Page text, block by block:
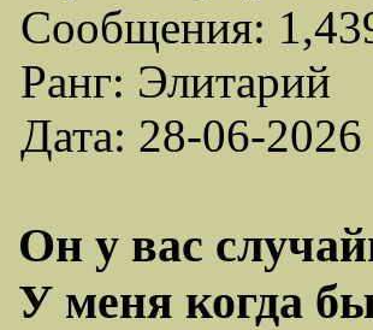
Сообщения:
Ранг: Элитарий
Дата: 28-06-
Он у вас
У меня когда